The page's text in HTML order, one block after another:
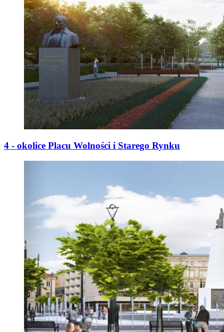
4 - okolice Placu Wolności i Starego Rynku